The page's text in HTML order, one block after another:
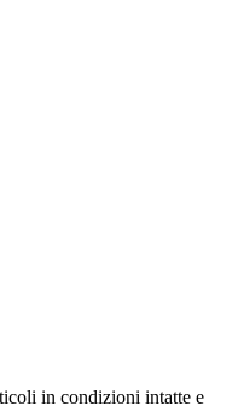
in condizioni intatte e